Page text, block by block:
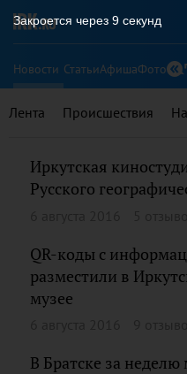
Новости СтатьиАфишаФото
Лента Происшествия
Иркутская
Русского
QR-коды с
разместили в
музее
В Братске за
Закроется через 9 секунд